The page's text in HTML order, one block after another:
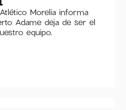
Morelia informa
Adame deja de ser el
equipo.